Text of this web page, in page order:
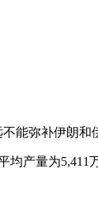
能弥补伊朗和
产量为5,411